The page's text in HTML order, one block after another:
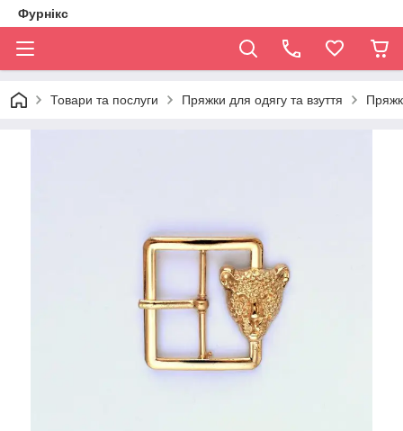
Фурнікс
Товари та послуги Пряжки для одягу та взуття